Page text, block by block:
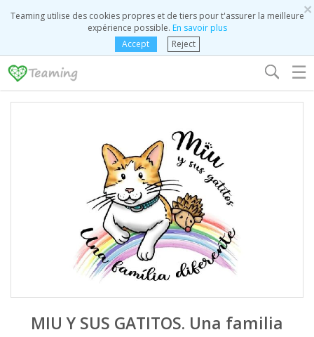
×
Teaming utilise des cookies propres et de tiers pour t'assurer la meilleure
expérience possible. En savoir plus
Accept
Reject
☰
MIU Y SUS GATITOS. Una familia